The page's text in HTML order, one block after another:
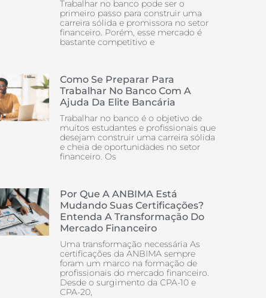
Trabalhar no banco pode ser o
primeiro passo para construir uma
carreira sólida e promissora no setor
financeiro. Porém, esse mercado é
bastante competitivo e
Como Se Preparar Para
Trabalhar No Banco Com A
Ajuda Da Elite Bancária
Trabalhar no banco é o objetivo de
muitos estudantes e profissionais que
desejam construir uma carreira sólida
e cheia de oportunidades no setor
financeiro. Os
Por Que A ANBIMA Está
Mudando Suas Certificações?
Entenda A Transformação Do
Mercado Financeiro
Uma transformação necessária As
certificações da ANBIMA sempre
foram um marco na formação de
profissionais do mercado financeiro.
Desde o surgimento da CPA-10 e
CPA-20,